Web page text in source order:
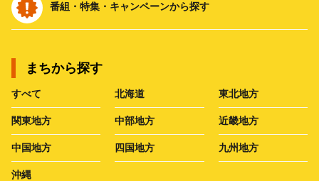
番組・特集・キャンペーンから探す
まちから探す
すべて 北海道 東北地方
関東地方 中部地方 近畿地方
中国地方 四国地方 九州地方
沖縄